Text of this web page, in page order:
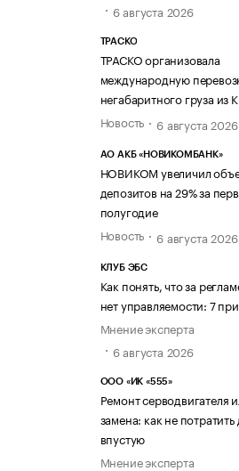
6 августа 2026
ТРАСКО
ТРАСКО организовала
международную
негабаритного груза из
Новость
6 августа 2026
АО АКБ «НОВИКОМБАНК»
НОВИКОМ увеличил
депозитов на 29% за
полугодие
Новость
6 августа 2026
КЛУБ ЭБС
Как понять, что за
нет управляемости: 7
Мнение эксперта
6 августа 2026
ООО «ИК «555»
Ремонт серводвигателя
замена: как не потратить
впустую
Мнение эксперта